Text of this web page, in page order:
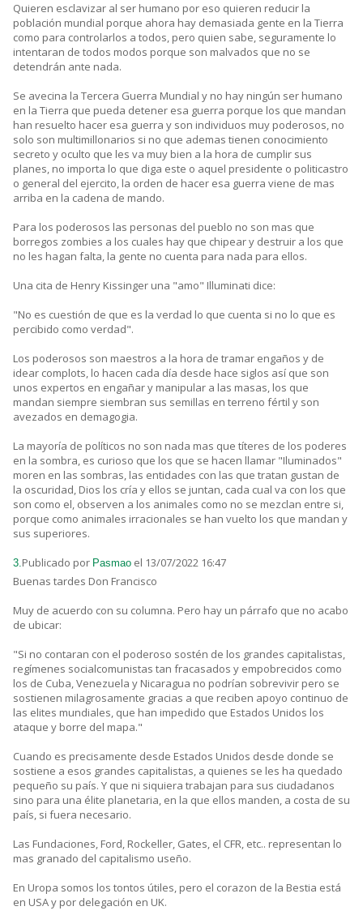
Quieren esclavizar al ser humano por eso quieren reducir la
población mundial porque ahora hay demasiada gente en la Tierra
como para controlarlos a todos, pero quien sabe, seguramente lo
intentaran de todos modos porque son malvados que no se
detendrán ante nada.
Se avecina la Tercera Guerra Mundial y no hay ningún ser humano
en la Tierra que pueda detener esa guerra porque los que mandan
han resuelto hacer esa guerra y son individuos muy poderosos, no
solo son multimillonarios si no que ademas tienen conocimiento
secreto y oculto que les va muy bien a la hora de cumplir sus
planes, no importa lo que diga este o aquel presidente o politicastro
o general del ejercito, la orden de hacer esa guerra viene de mas
arriba en la cadena de mando.
Para los poderosos las personas del pueblo no son mas que
borregos zombies a los cuales hay que chipear y destruir a los que
no les hagan falta, la gente no cuenta para nada para ellos.
Una cita de Henry Kissinger una "amo" Illuminati dice:
"No es cuestión de que es la verdad lo que cuenta si no lo que es
percibido como verdad".
Los poderosos son maestros a la hora de tramar engaños y de
idear complots, lo hacen cada día desde hace siglos así que son
unos expertos en engañar y manipular a las masas, los que
mandan siempre siembran sus semillas en terreno fértil y son
avezados en demagogia.
La mayoría de políticos no son nada mas que títeres de los poderes
en la sombra, es curioso que los que se hacen llamar "Iluminados"
moren en las sombras, las entidades con las que tratan gustan de
la oscuridad, Dios los cría y ellos se juntan, cada cual va con los que
son como el, observen a los animales como no se mezclan entre si,
porque como animales irracionales se han vuelto los que mandan y
sus superiores.
3.Publicado por Pasmao el 13/07/2022 16:47
Buenas tardes Don Francisco
Muy de acuerdo con su columna. Pero hay un párrafo que no acabo
de ubicar:
"Si no contaran con el poderoso sostén de los grandes capitalistas,
regímenes socialcomunistas tan fracasados y empobrecidos como
los de Cuba, Venezuela y Nicaragua no podrían sobrevivir pero se
sostienen milagrosamente gracias a que reciben apoyo continuo de
las elites mundiales, que han impedido que Estados Unidos los
ataque y borre del mapa."
Cuando es precisamente desde Estados Unidos desde donde se
sostiene a esos grandes capitalistas, a quienes se les ha quedado
pequeño su país. Y que ni siquiera trabajan para sus ciudadanos
sino para una élite planetaria, en la que ellos manden, a costa de su
país, si fuera necesario.
Las Fundaciones, Ford, Rockeller, Gates, el CFR, etc.. representan lo
mas granado del capitalismo useño.
En Uropa somos los tontos útiles, pero el corazon de la Bestia está
en USA y por delegación en UK.